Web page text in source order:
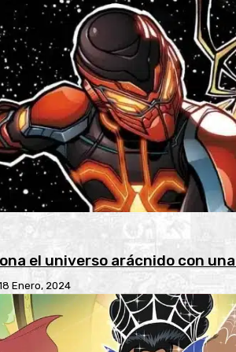
el universo arácnido con
Enero, 2024